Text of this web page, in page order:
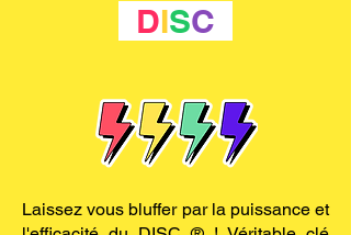
DISC
Laissez vous bluffer par la puissance et